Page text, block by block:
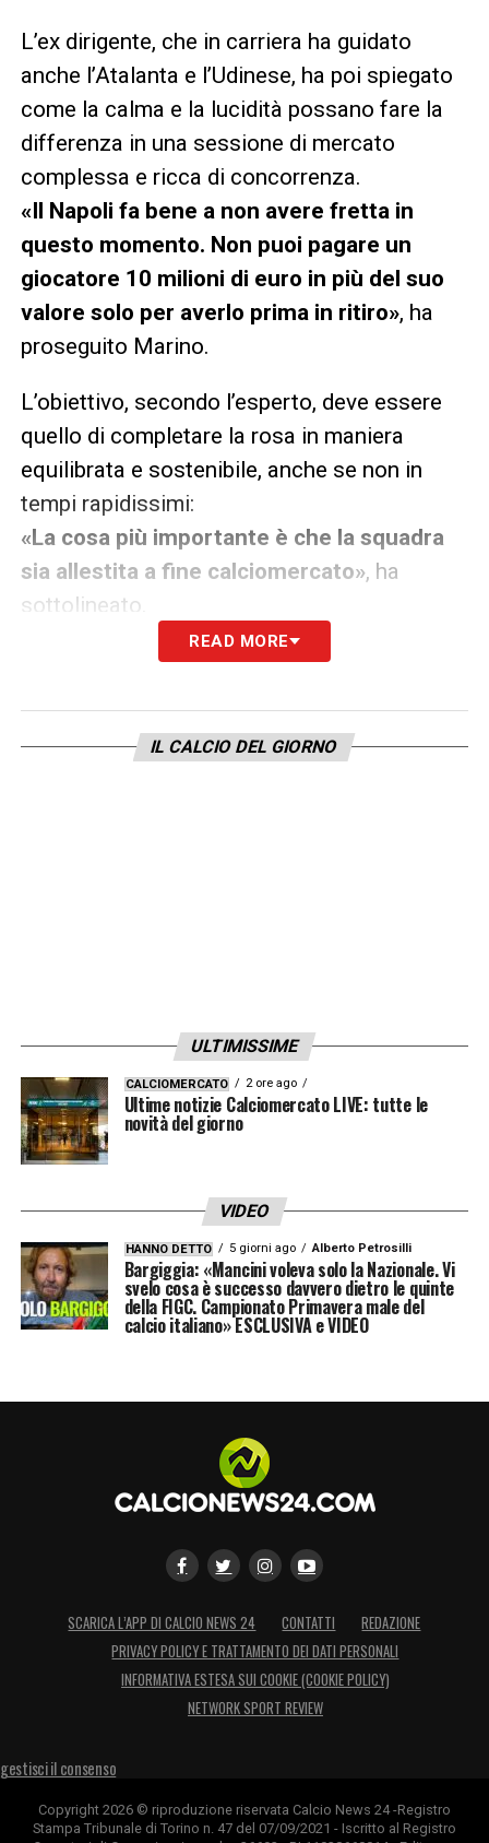
L’ex dirigente, che in carriera ha guidato
anche l’Atalanta e l’Udinese, ha poi spiegato
come la calma e la lucidità possano fare la
differenza in una sessione di mercato
complessa e ricca di concorrenza.
«Il Napoli fa bene a non avere fretta in
questo momento. Non puoi pagare un
giocatore 10 milioni di euro in più del suo
valore solo per averlo prima in ritiro», ha
proseguito Marino.
L’obiettivo, secondo l’esperto, deve essere
quello di completare la rosa in maniera
equilibrata e sostenibile, anche se non in
tempi rapidissimi:
«La cosa più importante è che la squadra
sia allestita a fine calciomercato», ha
sottolineato.
Parole di apprezzamento anche per alcuni
nelle ultime settimane. SuNoa Lang
offensivo olandese di proprietà del PSV
mirata, il Napoli sembra orientato a costruire
una rosa competitiva per il nuovo corso
tecnico e a rilanciarsi tra le protagoniste
della Serie A 2024/25.
LA PLAYLIST DELLE NOSTRE TOP NEWS
READ MORE
IL CALCIO DEL GIORNO
ULTIMISSIME
CALCIOMERCATO 2 ore ago
Ultime notizie Calciomercato LIVE: tutte le
novità del giorno
VIDEO
HANNO DETTO 5 giorni ago Alberto Petrosilli
Bargiggia: «Mancini voleva solo la Nazionale. Vi
svelo cosa è successo davvero dietro le quinte
della FIGC. Campionato Primavera male del
calcio italiano» ESCLUSIVA e VIDEO
SCARICA L’APP DI CALCIO NEWS 24 CONTATTI
REDAZIONE
PRIVACY POLICY E TRATTAMENTO DEI DATI PERSONALI
INFORMATIVA ESTESA SUI COOKIE (COOKIE POLICY)
NETWORK SPORT REVIEW
gestisci il consenso
Copyright 2026 © riproduzione riservata Calcio News 24 -Registro
Stampa Tribunale di Torino n. 47 del 07/09/2021 - Iscritto al Registro